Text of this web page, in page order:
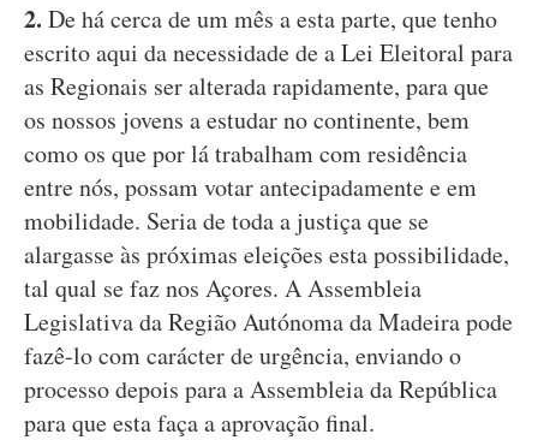
2. De há cerca de um mês a esta parte, que tenho
escrito aqui da necessidade de a Lei Eleitoral para
as Regionais ser alterada rapidamente, para que
os nossos jovens a estudar no continente, bem
como os que por lá trabalham com residência
entre nós, possam votar antecipadamente e em
mobilidade. Seria de toda a justiça que se
alargasse às próximas eleições esta possibilidade,
tal qual se faz nos Açores. A Assembleia
Legislativa da Região Autónoma da Madeira pode
fazê-lo com carácter de urgência, enviando o
processo depois para a Assembleia da República
para que esta faça a aprovação final.